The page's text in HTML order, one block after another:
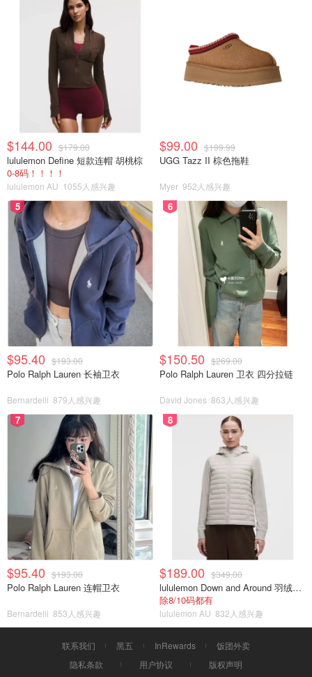
$144.00 $179.00
lululemon Define 短款连帽 胡桃棕
0-8码！！！！
lululemon AU 1055人感兴趣
$99.00 $199.99
UGG Tazz II 棕色拖鞋
Myer 952人感兴趣
5
$95.40 $193.00
Polo Ralph Lauren 长袖卫衣
Bernardelli 879人感兴趣
6
$150.50 $269.00
Polo Ralph Lauren 卫衣 四分拉链
David Jones 863人感兴趣
7
$95.40 $193.00
Polo Ralph Lauren 连帽卫衣
Bernardelli 853人感兴趣
8
$189.00 $349.00
lululemon Down and Around 羽绒夹克
除8/10码都有
lululemon AU 832人感兴趣
联系我们 黑五 InRewards
饭团外卖
隐私条款
用户协议 版权声明